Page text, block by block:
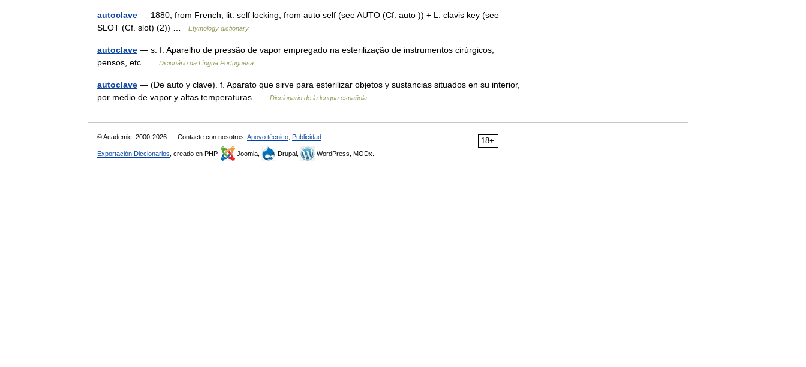
autoclave — 1880, from French, lit. self locking, from auto self (see AUTO (Cf. auto )) + L. clavis key (see
SLOT (Cf. slot) (2)) …
Etymology dictionary
autoclave — s. f. Aparelho de pressão de vapor empregado na esterilização de instrumentos cirúrgicos,
pensos, etc …
Dicionário da Língua Portuguesa
autoclave — (De auto y clave). f. Aparato que sirve para esterilizar objetos y sustancias situados en su interior,
por medio de vapor y altas temperaturas …
Diccionario de la lengua española
18+
© Academic, 2000-2026 Contacte con nosotros: Apoyo técnico Publicidad
Exportación Diccionarios , creado en PHP, Joomla, Drupal, WordPress, MODx.